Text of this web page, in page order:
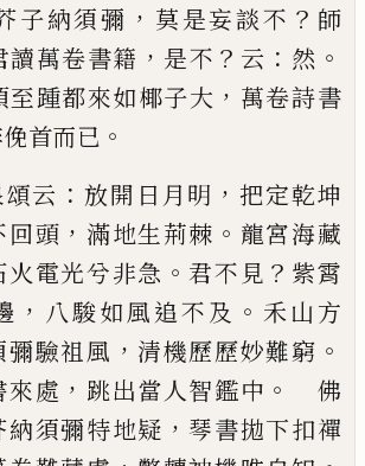
子納須彌 ， 莫是妄談不 ？ 師
讀萬卷書籍 ， 是不 ？ 云 ： 然 。
至踵都來如椰子大 ， 萬卷詩書
首而已 。
云 ：放開日月明 ， 把定乾坤
回頭 ， 滿地生荊棘 。 龍宮海藏
火電光兮非急 。 君不見 ？ 紫霄
， 八駿如風追不及 。 禾山方
彌驗祖風 ， 清機歷歷妙難窮 。
來處 ， 跳出當人智鑑中 。
佛
納須彌特地疑 ， 琴書拋下扣禪